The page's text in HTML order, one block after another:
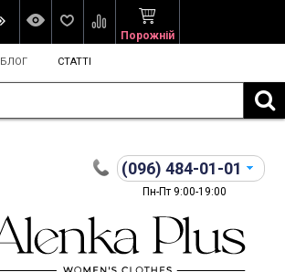
Порожній
БЛОГ СТАТТІ
(096) 484-01-01
Пн-Пт 9:00-19:00